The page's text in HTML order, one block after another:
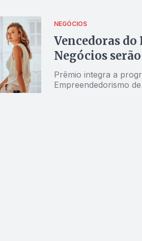
NEGÓCIOS
Vencedoras
Negócios
Prêmio integra a
Empreendedorismo